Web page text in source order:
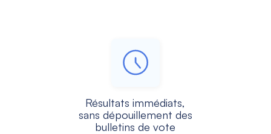
Résultats immédiats,
sans dépouillement des
bulletins de vote